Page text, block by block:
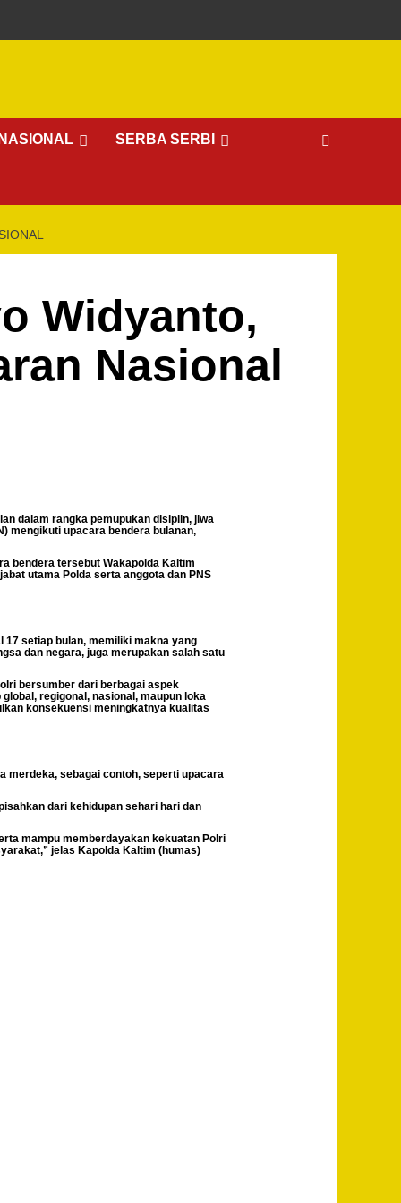
NASIONAL SERBA SERBI
Widyanto,
Nasional
dalam rangka pemupukan disiplin, jiwa
mengikuti upacara bendera bulanan,
bendera tersebut Wakapolda Kaltim
utama Polda serta anggota dan PNS
setiap bulan, memiliki makna yang
dan negara, juga merupakan salah satu
bersumber dari berbagai aspek
regigonal, nasional, maupun loka
konsekuensi meningkatnya kualitas
merdeka, sebagai contoh, seperti upacara
dari kehidupan sehari hari dan
mampu memberdayakan kekuatan Polri
jelas Kapolda Kaltim (humas)